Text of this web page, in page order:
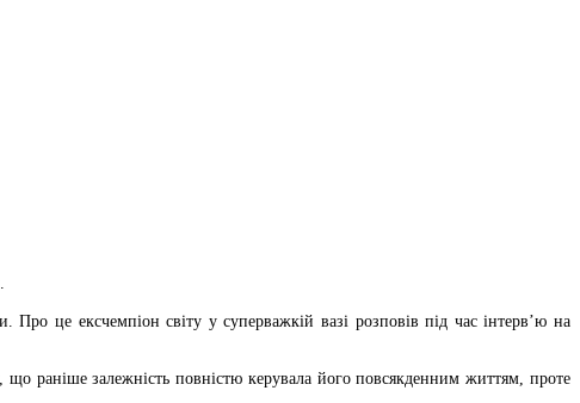
це ексчемпіон світу у суперважкій вазі розповів під час інтерв’ю на
що раніше залежність повністю керувала його повсякденним життям, проте